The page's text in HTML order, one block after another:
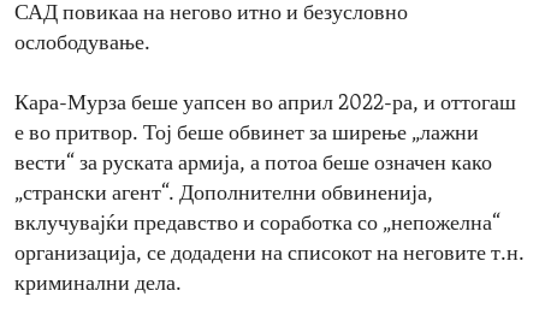
САД повикаа на негово итно и безусловно
ослободување.
Кара-Мурза беше уапсен во април 2022-ра, и оттогаш
е во притвор. Тој беше обвинет за ширење „лажни
вести“ за руската армија, а потоа беше означен како
„странски агент“. Дополнителни обвиненија,
вклучувајќи предавство и соработка со „непожелна“
организација, се додадени на списокот на неговите т.н.
криминални дела.